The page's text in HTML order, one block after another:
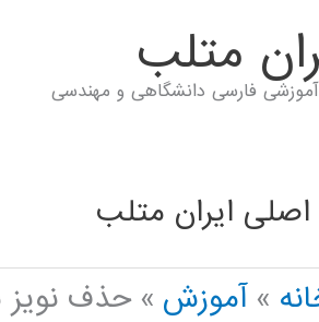
متلب
فارسی دانشگاهی و مهندسی
ایران متلب
آموزش حذف نویز